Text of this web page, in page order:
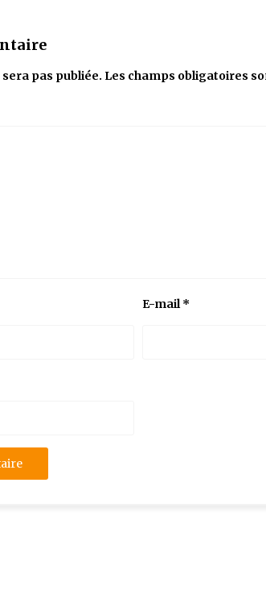
pas publiée. Les champs obligatoires
E-mail*